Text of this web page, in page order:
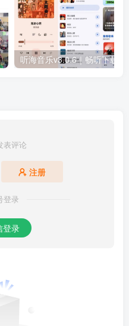
表评论
注册
登录
登录